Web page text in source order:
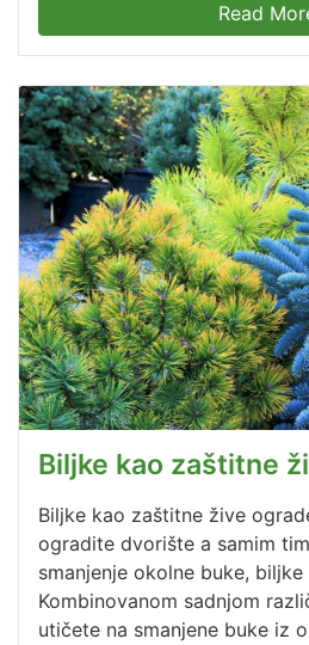
Read
Biljke kao zaštitne
Biljke kao zaštitne žive
ogradite dvorište a samim
smanjenje okolne buke,
Kombinovanom sadnjom
utičete na smanjene buke iz